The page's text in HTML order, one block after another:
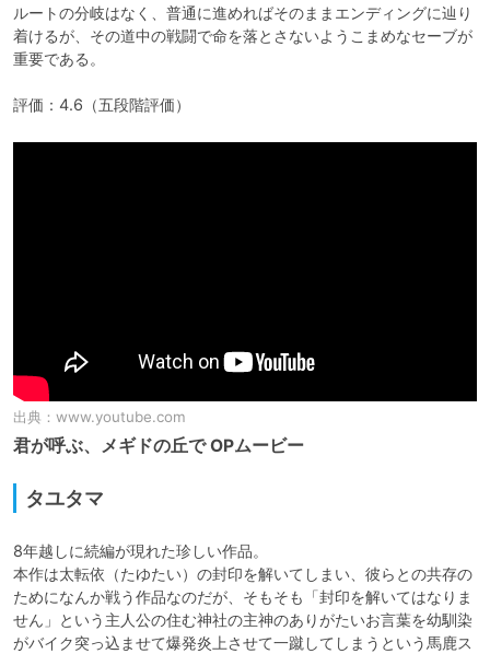
ルートの分岐はなく、普通に進めればそのままエンディングに辿り
着けるが、その道中の戦闘で命を落とさないようこまめなセーブが
重要である。
評価：4.6（五段階評価）
出典： www.youtube.com
君が呼ぶ、メギドの丘で OPムービー
タユタマ
8年越しに続編が現れた珍しい作品。
本作は太転依（たゆたい）の封印を解いてしまい、彼らとの共存の
ためになんか戦う作品なのだが、そもそも「封印を解いてはなりま
せん」という主人公の住む神社の主神のありがたいお言葉を幼馴染
がバイク突っ込ませて爆発炎上させて一蹴してしまうという馬鹿ス